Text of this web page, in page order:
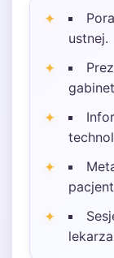
ustnej.